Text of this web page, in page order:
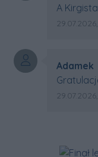
Treść
A
Data
Autor
Adamek
Treść
na
Data